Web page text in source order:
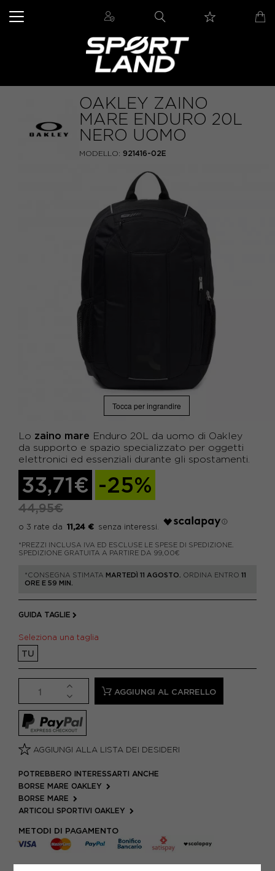
OAKLEY ZAINO
MARE ENDURO 20L
NERO UOMO
MODELLO: 921416-02E
Tocca per ingrandire
Lo zaino mare Enduro 20L da uomo di Oakley
da supporto e spazio specializzato per oggetti
elettronici ed essenziali durante gli spostamenti.
33,71€ -25%
44,95€
11,24 €
*PREZZI INCLUSA IVA ED ESCLUSE LE SPESE DI SPEDIZIONE.
SPEDIZIONE GRATUITA A PARTIRE DA 99,00€
*CONSEGNA STIMATA MARTEDÌ 11 AGOSTO. ORDINA ENTRO 11
ORE E 59 MIN.
GUIDA TAGLIE
Seleziona una taglia
TU
AGGIUNGI AL CARRELLO
AGGIUNGI ALLA LISTA DEI DESIDERI
POTREBBERO INTERESSARTI ANCHE
BORSE MARE OAKLEY
BORSE MARE
ARTICOLI SPORTIVI OAKLEY
METODI DI PAGAMENTO